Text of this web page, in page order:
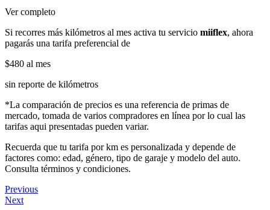
Ver completo
Si recorres más kilómetros al mes activa tu servicio miiflex, ahora
pagarás una tarifa preferencial de
$480 al mes
sin reporte de kilómetros
*La comparación de precios es una referencia de primas de
mercado, tomada de varios compradores en línea por lo cual las
tarifas aqui presentadas pueden variar.
Recuerda que tu tarifa por km es personalizada y depende de
factores como: edad, género, tipo de garaje y modelo del auto.
Consulta términos y condiciones.
Previous
Next